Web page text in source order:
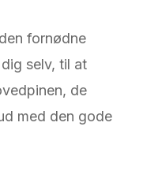
fornødne
selv, til at
de
med den gode